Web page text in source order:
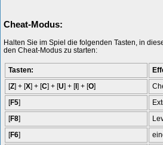
Cheat-Modus:
Halten Sie im Spiel die folgenden Tasten, in
den Cheat-Modus zu starten:
Tasten:
[Z] + [X] + [C] + [U] + [I] + [O]
[F5]
[F8]
[F6]